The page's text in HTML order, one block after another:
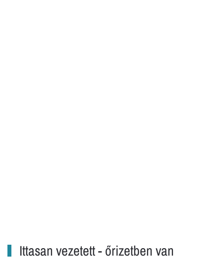
Ittasan vezetett - őrizetben van